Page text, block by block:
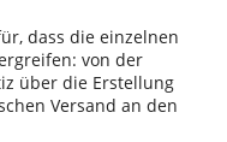
dass die einzelnen
von der
über die Erstellung
Versand an den